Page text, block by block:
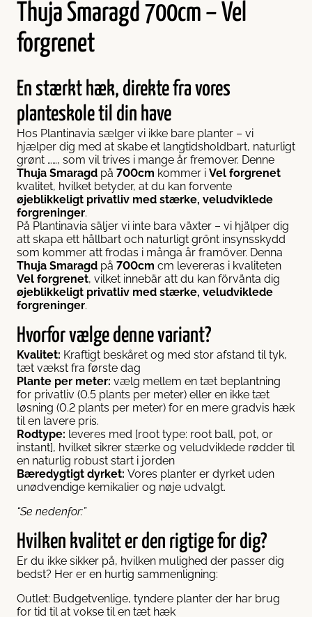
Thuja Smaragd 700cm – Vel
forgrenet
En stærkt hæk, direkte fra vores
planteskole til din have
Hos Plantinavia sælger vi ikke bare planter – vi
hjælper dig med at skabe et langtidsholdbart, naturligt
grønt ……, som vil trives i mange år fremover. Denne
Thuja Smaragd på 700cm kommer i Vel forgrenet
kvalitet, hvilket betyder, at du kan forvente
øjeblikkeligt privatliv med stærke, veludviklede
forgreninger.
På Plantinavia säljer vi inte bara växter – vi hjälper dig
att skapa ett hållbart och naturligt grönt insynsskydd
som kommer att frodas i många år framöver. Denna
Thuja Smaragd på 700cm cm levereras i kvaliteten
Vel forgrenet, vilket innebär att du kan förvänta dig
øjeblikkeligt privatliv med stærke, veludviklede
forgreninger.
Hvorfor vælge denne variant?
Kvalitet: Kraftigt beskåret og med stor afstand til tyk,
tæt vækst fra første dag
Plante per meter: vælg mellem en tæt beplantning
for privatliv (0.5 plants per meter) eller en ikke tæt
løsning (0.2 plants per meter) for en mere gradvis hæk
til en lavere pris.
Rodtype: leveres med [root type: root ball, pot, or
instant], hvilket sikrer stærke og veludviklede rødder til
en naturlig robust start i jorden
Bæredygtigt dyrket: Vores planter er dyrket uden
unødvendige kemikalier og nøje udvalgt.
“Se nedenfor:”
Hvilken kvalitet er den rigtige for dig?
Er du ikke sikker på, hvilken mulighed der passer dig
bedst? Her er en hurtig sammenligning:
Outlet: Budgetvenlige, tyndere planter der har brug
for tid til at vokse til en tæt hæk